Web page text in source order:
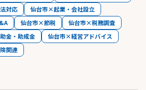
対応
仙台市×起業・会社設立
仙台市×節税
仙台市×税務調査
金・助成金
仙台市×経営アドバイス
関連